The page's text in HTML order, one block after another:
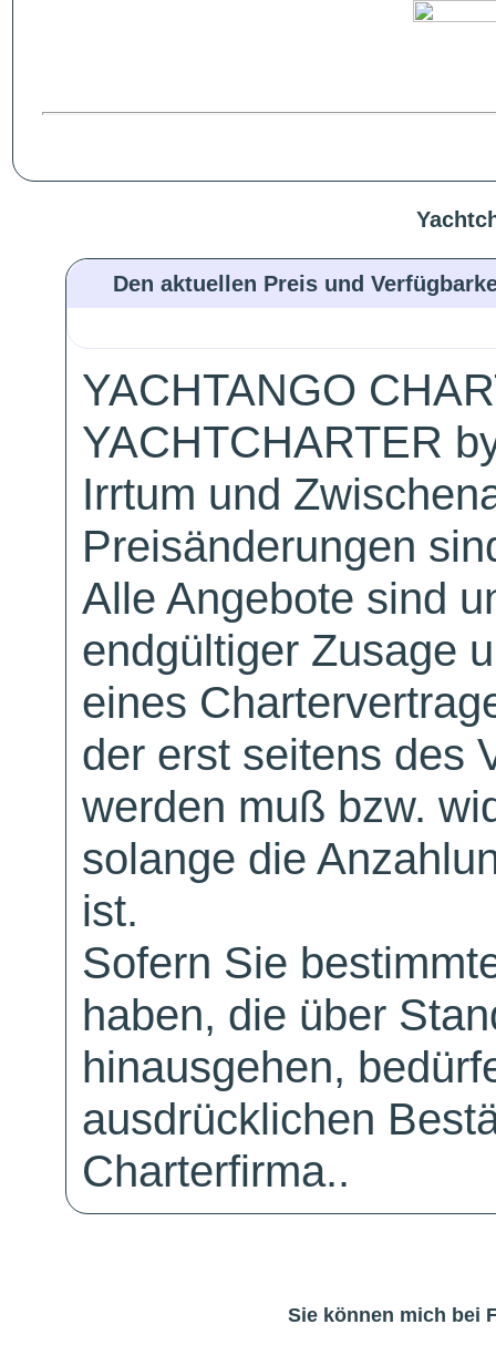
Den aktuellen Preis und
YACHTANGO
YACHTCHARTER
Irrtum und
Preisänderungen
Alle Angebote sind
endgültiger Zusage
eines
der erst seitens des
werden muß bzw.
solange die
ist.
Sofern Sie
haben, die über
hinausgehen,
ausdrücklichen
Charterfirma..
Sie können mich bei